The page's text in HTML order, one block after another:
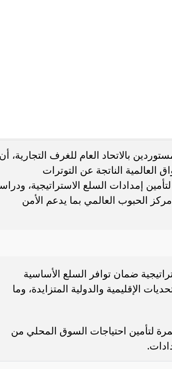
ارتفاع تكاليف الشحن والنقل العالمية،
ينعكس في النهاية على الأسعار التي
التمويل والاستيراد، إلى جانب الأعباء
الإنتاج والتشغيل في مختلف
تطوير آليات السوق وتحسين كفاءة